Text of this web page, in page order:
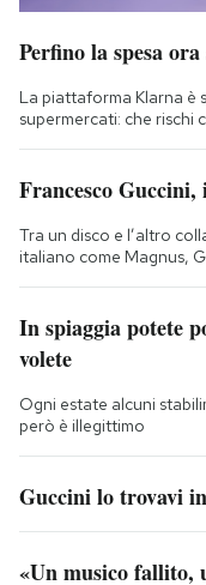
Perfino la spesa
La piattaforma Klarna è
supermercati: che rischi
Francesco
Tra un disco e l’altro
italiano come Magnus,
In spiaggia potete
volete
Ogni estate alcuni
però è illegittimo
Guccini lo trovavi
«Un musico fallito,